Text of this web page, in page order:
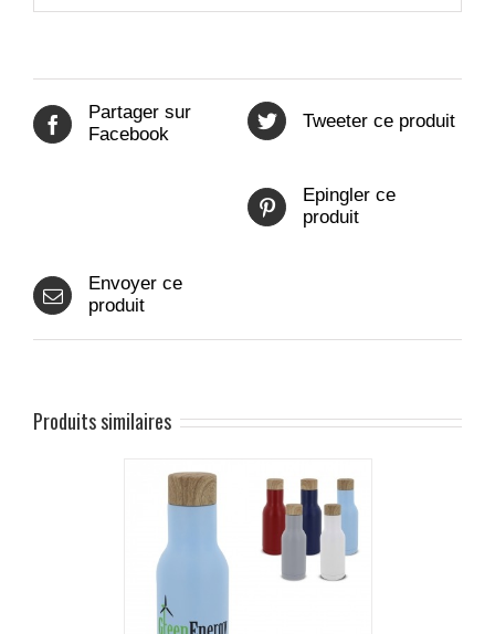
Partager sur
Facebook
Tweeter ce produit
Epingler ce
produit
Envoyer ce
produit
Produits similaires